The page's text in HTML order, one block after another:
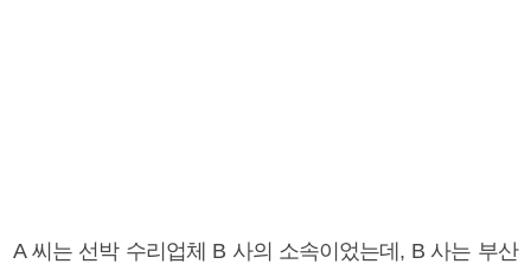
A 씨는 선박 수리업체 B 사의 소속이었는데, B 사는 부산